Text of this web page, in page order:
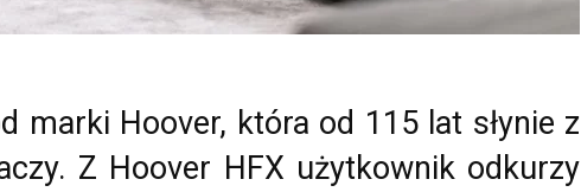
marki Hoover, która od 115 lat słynie z
Z Hoover HFX użytkownik odkurzy